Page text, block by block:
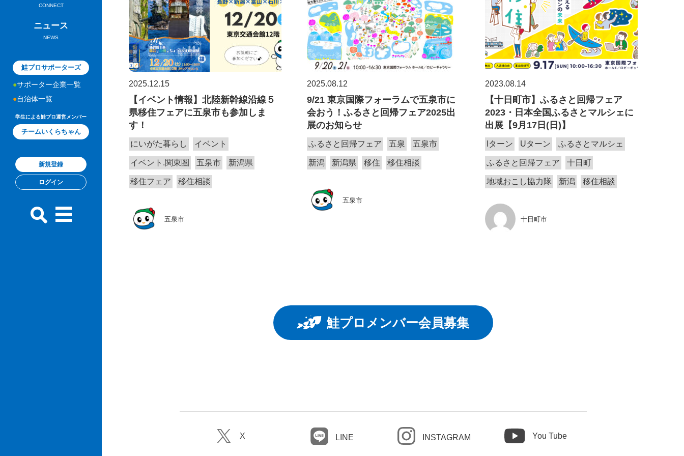
CONNECT
ニュース
NEWS
鮭プロサポーターズ
サポーター企業一覧
自治体一覧
学生による鮭プロ運営メンバー
チームいくらちゃん
新規登録
ログイン
2025.12.15
【イベント情報】北陸新幹線沿線５
県移住フェアに五泉市も参加しま
す！
にいがた暮らし イベント
イベント.関東圏 五泉市 新潟県
移住フェア 移住相談
五泉市
2025.08.12
9/21 東京国際フォーラムで五泉市に
会おう！ふるさと回帰フェア2025出
展のお知らせ
ふるさと回帰フェア 五泉 五泉市
新潟 新潟県 移住 移住相談
五泉市
2023.08.14
【十日町市】ふるさと回帰フェア
2023・日本全国ふるさとマルシェに
出展【9月17日(日)】
Iターン Uターン ふるさとマルシェ
ふるさと回帰フェア 十日町
地域おこし協力隊 新潟 移住相談
十日町市
鮭プロメンバー会員募集
X LINE INSTAGRAM You Tube